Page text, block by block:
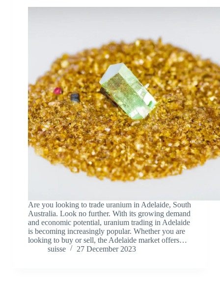
Are you looking to trade uranium in Adelaide, South
Australia. Look no further. With its growing demand
and economic potential, uranium trading in Adelaide
is becoming increasingly popular. Whether you are
looking to buy or sell, the Adelaide market offers…
suisse
27 December 2023